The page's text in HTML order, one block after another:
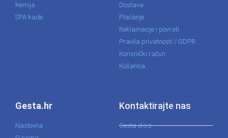
Kemija
SPA kade
Dostava
Plaćanje
Reklamacije i povrati
Pravila privatnosti / GDPR
Korisnički račun
Košarica
Gesta.hr
Naslovna
Kontaktirajte nas
Gesta d.o.o.